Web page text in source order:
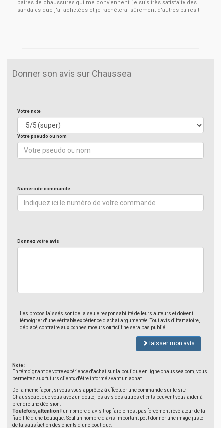
paires de chaussures qui me conviennent. je suis très satisfaite des
sandales que j'ai achetées et je rachèterai sûrement d'autres paires !
Donner son avis sur Chaussea
Votre note
Votre pseudo ou nom
Numéro de commande
Donnez votre avis
Les propos laissés sont de la seule responsabilité de leurs auteurs et doivent
témoigner d'une véritable expérience d'achat argumentée. Tout avis diffamatoire,
déplacé, contraire aux bonnes moeurs ou fictif ne sera pas publié
laisser mon avis
Note :
En témoignant de votre expérience d'achat sur la boutique en ligne chaussea.com, vous
permettez aux futurs clients d'être informé avant un achat.
De la même façon, si vous vous apprêtez à effectuer une commande sur le site
Chaussea et que vous avez un doute, les avis des autres clients peuvent vous aider à
prendre une décision.
Toutefois, attention ! un nombre d'avis trop faible n'est pas forcément révélateur de la
fiabilité d'une boutique. Seul un nombre d'avis important peut donner une image juste
de la satisfaction des clients d'une boutique.